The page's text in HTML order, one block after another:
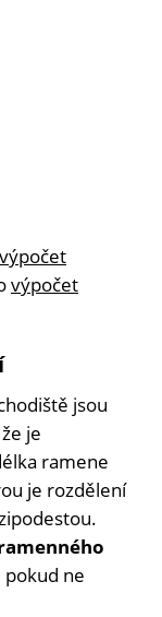
výpočet
výpočet
jsou
je
ramene
je rozdělení
pokud ne